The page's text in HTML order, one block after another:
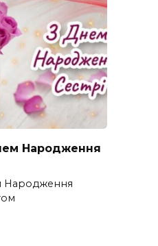
Народження
Народження